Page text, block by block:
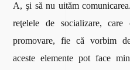
A, şi să nu uităm
reţelele de socializare,
promovare, fie că vorbim
aceste elemente pot face